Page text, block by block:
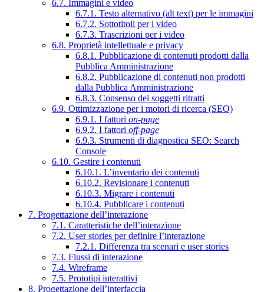
6.7. Immagini e video
6.7.1. Testo alternativo (alt text) per le immagini
6.7.2. Sottotitoli per i video
6.7.3. Trascrizioni per i video
6.8. Proprietà intellettuale e privacy
6.8.1. Pubblicazione di contenuti prodotti dalla
Pubblica Amministrazione
6.8.2. Pubblicazione di contenuti non prodotti
dalla Pubblica Amministrazione
6.8.3. Consenso dei soggetti ritratti
6.9. Ottimizzazione per i motori di ricerca (SEO)
6.9.1. I fattori on-page
6.9.2. I fattori off-page
6.9.3. Strumenti di diagnostica SEO: Search
Console
6.10. Gestire i contenuti
6.10.1. L’inventario dei contenuti
6.10.2. Revisionare i contenuti
6.10.3. Migrare i contenuti
6.10.4. Pubblicare i contenuti
7. Progettazione dell’interazione
7.1. Caratteristiche dell’interazione
7.2. User stories per definire l’interazione
7.2.1. Differenza tra scenari e user stories
7.3. Flussi di interazione
7.4. Wireframe
7.5. Prototipi interattivi
8. Progettazione dell’interfaccia